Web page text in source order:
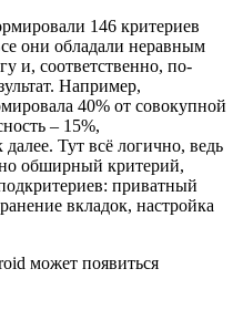
146 критериев
они обладали неравным
и, соответственно, по-
Например,
40% от совокупной
– 15%,
Тут всё логично, ведь
обширный критерий,
приватный
вкладок, настройка
может появиться